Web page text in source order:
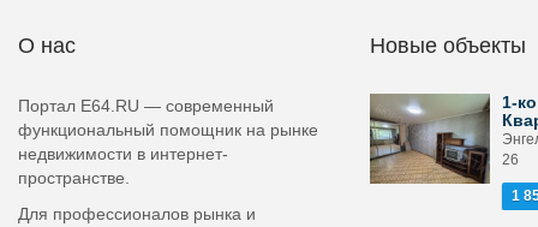
О нас
Портал E64.RU — современный
функциональный помощник на рынке
недвижимости в интернет-
пространстве.
Для профессионалов рынка и
Новые объекты
1-
26
1